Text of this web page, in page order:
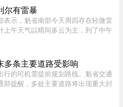
、靠近avenue de ...
尔有雷暴
表示，魁省南部今天周四存在轻微雷
上午天气以晴间多云为主，到了中午
下午也有可能受 ...
多条主要道路受影响
行的司机需提前规划路线。魁省交通
部提醒，多处主要道路将出现重大封